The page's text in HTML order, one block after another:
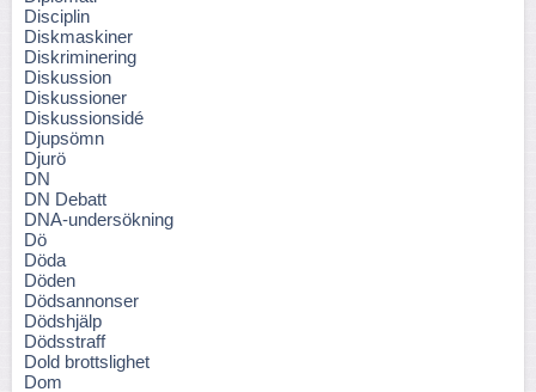
Disciplin
Diskmaskiner
Diskriminering
Diskussion
Diskussioner
Diskussionsidé
Djupsömn
Djurö
DN
DN Debatt
DNA-undersökning
Dö
Döda
Döden
Dödsannonser
Dödshjälp
Dödsstraff
Dold brottslighet
Dom